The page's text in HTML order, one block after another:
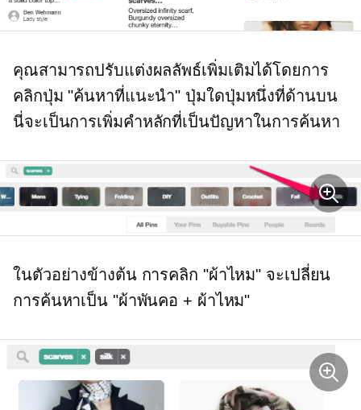
คุณสามารถปรับแต่งผลลัพธ์เพิ่มเติมได้โดยการ
คลิกปุ่ม "ค้นหาที่แนะนำ" ปุ่มใดปุ่มหนึ่งที่ด้านบน
นี่จะเป็นการเพิ่มคำหลักที่เป็นปัญหาในการค้นหา
ในตัวอย่างข้างต้น การคลิก "ผ้าไหม" จะเปลี่ยน
การค้นหาเป็น "ผ้าพันคอ + ผ้าไหม"